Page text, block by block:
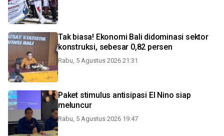
Tak biasa! Ekonomi Bali didominasi sektor
konstruksi, sebesar 0,82 persen
Rabu, 5 Agustus 2026 21:31
Paket stimulus antisipasi El Nino siap
meluncur
Rabu, 5 Agustus 2026 19:47